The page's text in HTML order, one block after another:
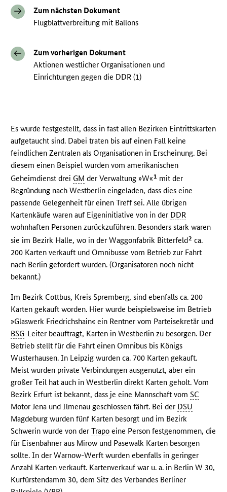
Zum nächsten Dokument
Flugblattverbreitung mit Ballons
Zum vorherigen Dokument
Aktionen westlicher Organisationen und
Einrichtungen gegen die DDR (1)
Es wurde festgestellt, dass in fast allen Bezirken Eintrittskarten
aufgetaucht sind. Dabei traten bis auf einen Fall keine
feindlichen Zentralen als Organisationen in Erscheinung. Bei
diesem einen Beispiel wurden vom amerikanischen
Geheimdienst drei GM der Verwaltung »W«1 mit der
Begründung nach Westberlin eingeladen, dass dies eine
passende Gelegenheit für einen Treff sei. Alle übrigen
Kartenkäufe waren auf Eigeninitiative von in der DDR
wohnhaften Personen zurückzuführen. Besonders stark waren
sie im Bezirk Halle, wo in der Waggonfabrik Bitterfeld2 ca.
200 Karten verkauft und Omnibusse vom Betrieb zur Fahrt
nach Berlin gefordert wurden. (Organisatoren noch nicht
bekannt.)
Im Bezirk Cottbus, Kreis Spremberg, sind ebenfalls ca. 200
Karten gekauft worden. Hier wurde beispielsweise im Betrieb
»Glaswerk Friedrichshain« ein Rentner vom Parteisekretär und
BSG-Leiter beauftragt, Karten in Westberlin zu besorgen. Der
Betrieb stellt für die Fahrt einen Omnibus bis Königs
Wusterhausen. In Leipzig wurden ca. 700 Karten gekauft.
Meist wurden private Verbindungen ausgenutzt, aber ein
großer Teil hat auch in Westberlin direkt Karten geholt. Vom
Bezirk Erfurt ist bekannt, dass je eine Mannschaft vomSC
Motor Jena und Ilmenau geschlossen fährt. Bei der DSU
Magdeburg wurden fünf Karten besorgt und im Bezirk
Schwerin wurde von derTrapo eine Person festgenommen, die
für Eisenbahner aus Mirow und Pasewalk Karten besorgen
sollte. In der Warnow-Werft wurden ebenfalls in geringer
Anzahl Karten verkauft. Kartenverkauf war u. a. in Berlin W 30,
Kurfürstendamm 30, dem Sitz des Verbandes Berliner